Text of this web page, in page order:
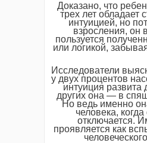
Доказано, что
трех лет обладает
интуицией, но
взросления, он
пользуется
или логикой,
Исследователи
у двух процентов
интуиция развита
других она — в
Но ведь именно
человека, когда
отключается.
проявляется как